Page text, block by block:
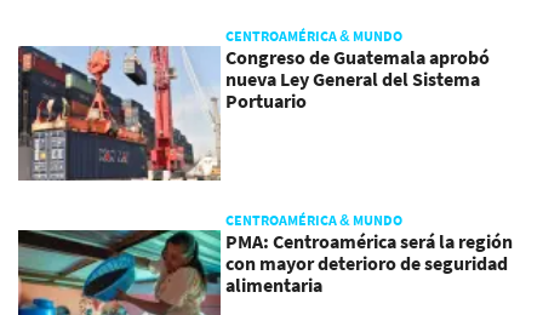
CENTROAMÉRICA & MUNDO
Congreso de Guatemala aprobó
nueva Ley General del Sistema
Portuario
CENTROAMÉRICA & MUNDO
PMA: Centroamérica será la región
con mayor deterioro de seguridad
alimentaria